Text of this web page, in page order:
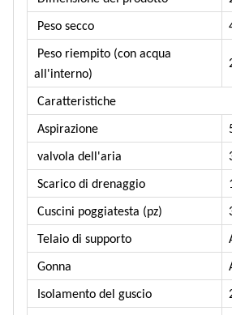
Peso secco
Peso riempito (con acqua
all'interno)
Caratteristiche
Aspirazione
valvola dell'aria
Scarico di drenaggio
Cuscini poggiatesta (pz)
Telaio di supporto
Gonna
Isolamento del guscio